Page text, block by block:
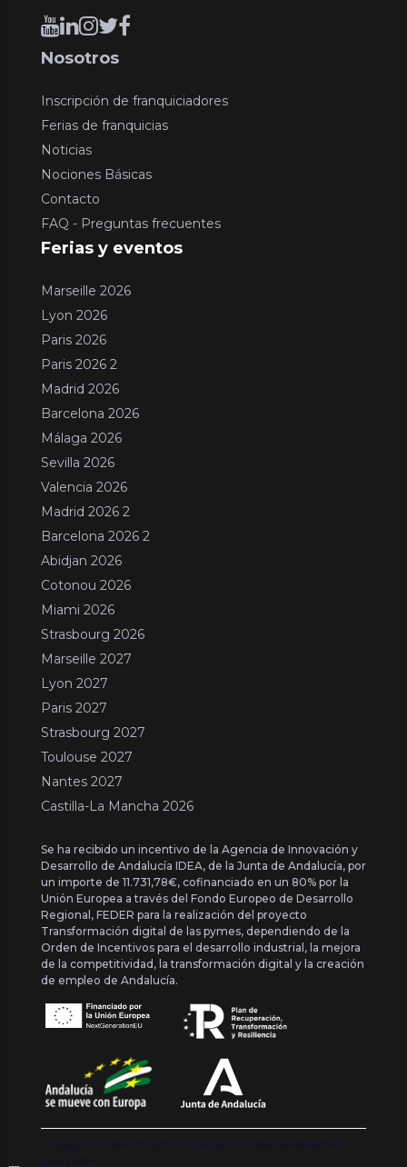
Nosotros
Inscripción de franquiciadores
Ferias de franquicias
Noticias
Nociones Básicas
Contacto
FAQ - Preguntas frecuentes
Ferias y eventos
Marseille 2026
Lyon 2026
Paris 2026
Paris 2026 2
Madrid 2026
Barcelona 2026
Málaga 2026
Sevilla 2026
Valencia 2026
Madrid 2026 2
Barcelona 2026 2
Abidjan 2026
Cotonou 2026
Miami 2026
Strasbourg 2026
Marseille 2027
Lyon 2027
Paris 2027
Strasbourg 2027
Toulouse 2027
Nantes 2027
Castilla-La Mancha 2026
Se ha recibido un incentivo de la Agencia de Innovación y
Desarrollo de Andalucía IDEA, de la Junta de Andalucía, por
un importe de 11.731,78€, cofinanciado en un 80% por la
Unión Europea a través del Fondo Europeo de Desarrollo
Regional, FEDER para la realización del proyecto
Transformación digital de las pymes, dependiendo de la
Orden de Incentivos para el desarrollo industrial, la mejora
de la competitividad, la transformación digital y la creación
de empleo de Andalucía.
Copyright {{ date('Y') }} ® Franquishop. Todos los derechos
reservados